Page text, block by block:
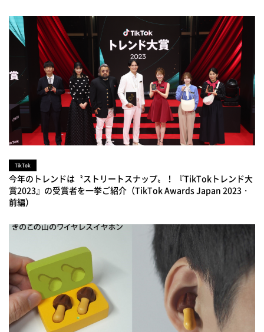
TikTok
今年のトレンドは〝ストリートスナップ〟！ 『TikTokトレンド大
賞2023』の受賞者を一挙ご紹介（TikTok Awards Japan 2023・
前編）